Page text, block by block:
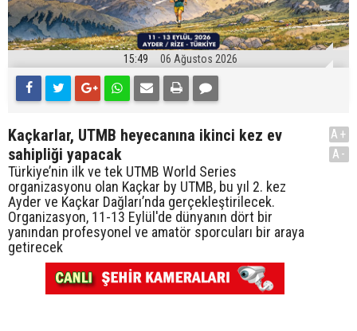
15:49 06 Ağustos 2026
Kaçkarlar, UTMB heyecanına ikinci kez ev
sahipliği yapacak
Türkiye’nin ilk ve tek UTMB World Series
organizasyonu olan Kaçkar by UTMB, bu yıl 2. kez
Ayder ve Kaçkar Dağları’nda gerçekleştirilecek.
Organizasyon, 11-13 Eylül'de dünyanın dört bir
yanından profesyonel ve amatör sporcuları bir araya
getirecek
A+
A-